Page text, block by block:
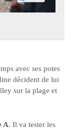
avec ses potes
décident de lui
sur la plage et
A. Il va tester les